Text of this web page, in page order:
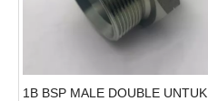
1B BSP MALE DOUBLE UNTUK